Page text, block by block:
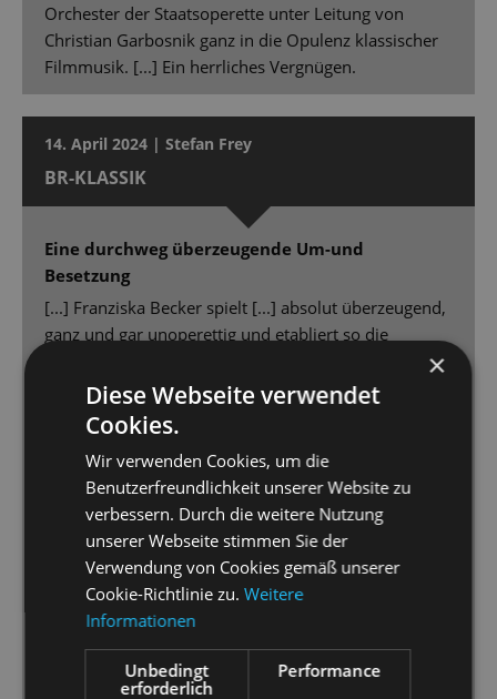
Orchester der Staatsoperette unter Leitung von
Christian Garbosnik ganz in die Opulenz klassischer
Filmmusik. [...] Ein herrliches Vergnügen.
14. April 2024 | Stefan Frey
BR-KLASSIK
Eine durchweg überzeugende Um-und
Besetzung
[...] Franziska Becker spielt [...] absolut überzeugend,
ganz und gar unoperettig und etabliert so die
[...] der Bühnenbild-Dschungel von Jürgen Franz
Kirner und die großartigen 30er Jahre Kostüme von
Daria Kornysheva [...] - eine wahre Augenweide.
Peter Lund denkt die im Libretto angelegten Motive
zu Ende, verändert deshalb pointiert die Texte und
macht so die durchaus hanebüchene Geschichte von
„Clivia“ plausibel [...]
Gero Wendorff ein Latin- Lover mit Schmelz in der
Stimme [...] Steffi Lehmann [beherrscht das
Wechselspiel] meisterhaft. Nicht nur kocht sie ähnlich
handfest wie Marlene Dietrich, sondern sie tanzt mit
ihrem Gaucho auch wie Ginger mit Fred, gibt des
×
Diese Webseite verwendet
Cookies.
Wir verwenden Cookies, um die
Benutzerfreundlichkeit unserer Website zu
verbessern. Durch die weitere Nutzung
unserer Webseite stimmen Sie der
Verwendung von Cookies gemäß unserer
Cookie-Richtlinie zu.Weitere
Informationen
Unbedingt
erforderlich
Performance